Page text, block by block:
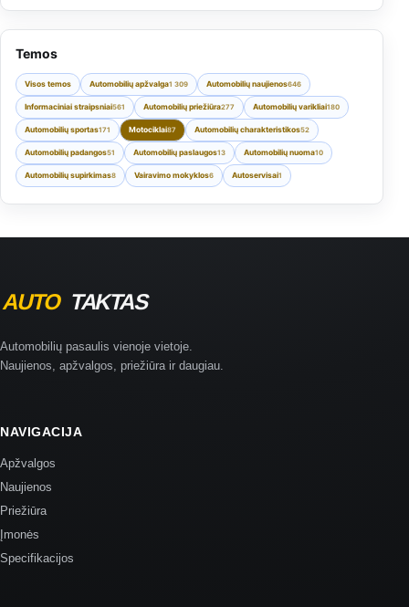
Temos
Visos temos Automobilių apžvalga1 309 Automobilių naujienos646
Informaciniai straipsniai561 Automobilių priežiūra277 Automobilių varikliai180
Automobilių sportas171 Motociklai87 Automobilių charakteristikos52
Automobilių padangos51 Automobilių paslaugos13 Automobilių nuoma10
Automobilių supirkimas8 Vairavimo mokyklos6 Autoservisai1
Automobilių pasaulis vienoje vietoje.
Naujienos, apžvalgos, priežiūra ir daugiau.
NAVIGACIJA
Apžvalgos
Naujienos
Priežiūra
Įmonės
Specifikacijos